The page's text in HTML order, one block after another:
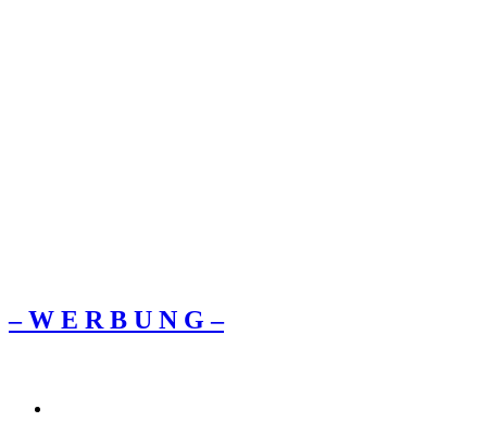
– W Ε R Β U Ν G –